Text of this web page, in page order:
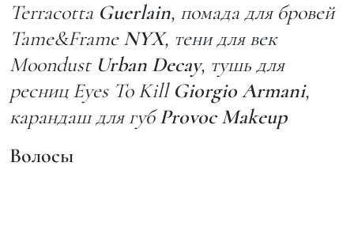
Terracotta Guerlain, помада для бровей
Tame&FrameNYX, тени для век
Moondust Urban Decay, тушь для
ресниц Eyes To Kill Giorgio Armani,
карандаш для губProvoc Makeup
Волосы